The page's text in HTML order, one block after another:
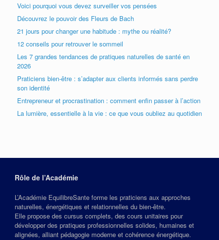
Voici pourquoi vous devez surveiller vos pensées
Découvrez le pouvoir des Fleurs de Bach
21 jours pour changer une habitude : mythe ou réalité?
12 conseils pour retrouver le sommeil
Les 7 grandes tendances de pratiques naturelles de santé en
2026
Praticiens bien-être : s’adapter aux clients informés sans perdre
son identité
Entrepreneur et procrastination : comment enfin passer à l’action
La lumière, essentielle à la vie : ce que vous oubliez au quotidien
Rôle de l’Académie
L’Académie EquilibreSante forme les praticiens aux approches
naturelles, énergétiques et relationnelles du bien‑être.
Elle propose des cursus complets, des cours unitaires pour
développer des pratiques professionnelles solides, humaines et
alignées, alliant pédagogie moderne et cohérence énergétique.